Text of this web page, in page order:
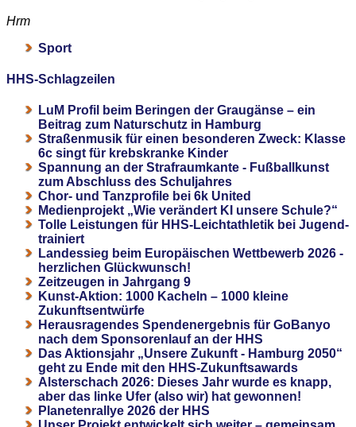
Hrm
Sport
HHS-Schlagzeilen
LuM Profil beim Beringen der Graugänse – ein
Beitrag zum Naturschutz in Hamburg
Straßenmusik für einen besonderen Zweck: Klasse
6c singt für krebskranke Kinder
Spannung an der Strafraumkante - Fußballkunst
zum Abschluss des Schuljahres
Chor- und Tanzprofile bei 6k United
Medienprojekt „Wie verändert KI unsere Schule?“
Tolle Leistungen für HHS-Leichtathletik bei Jugend-
trainiert
Landessieg beim Europäischen Wettbewerb 2026 -
herzlichen Glückwunsch!
Zeitzeugen in Jahrgang 9
Kunst-Aktion: 1000 Kacheln – 1000 kleine
Zukunftsentwürfe
Herausragendes Spendenergebnis für GoBanyo
nach dem Sponsorenlauf an der HHS
Das Aktionsjahr „Unsere Zukunft - Hamburg 2050“
geht zu Ende mit den HHS-Zukunftsawards
Alsterschach 2026: Dieses Jahr wurde es knapp,
aber das linke Ufer (also wir) hat gewonnen!
Planetenrallye 2026 der HHS